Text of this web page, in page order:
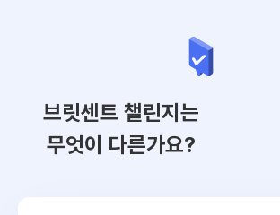
브릿센트 챌린지는
무엇이 다른가요?